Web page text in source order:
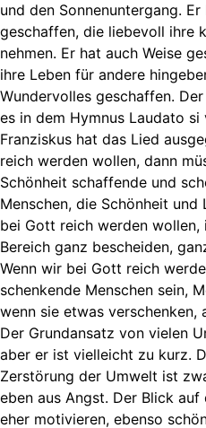
und den Sonnenuntergang.
geschaffen, die liebevoll ihre
nehmen. Er hat auch Weise
ihre Leben für andere
Wundervolles geschaffen.
es in dem Hymnus Laudato
Franziskus hat das Lied
reich werden wollen, dann
Schönheit schaffende und
Menschen, die Schönheit
bei Gott reich werden
Bereich ganz bescheiden,
Wenn wir bei Gott reich
schenkende Menschen sein,
wenn sie etwas verschenken,
Der Grundansatz von vielen
aber er ist vielleicht zu kurz.
Zerstörung der Umwelt ist
eben aus Angst. Der Blick
eher motivieren, ebenso